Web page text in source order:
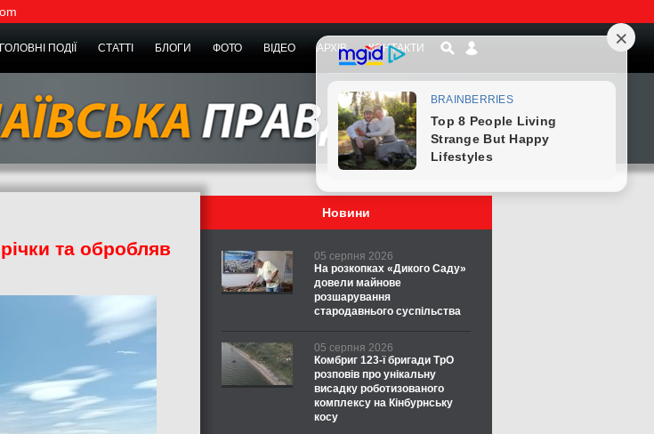
ГОЛОВНІ ПОДІЇ СТАТТІ БЛОГИ ФОТО ВІДЕО АРХІВ КОНТАКТИ
та обробляв
Новини
05 серпня 2026
На розкопках «Дикого Саду»
довели майнове
розшарування
стародавнього суспільства
05 серпня 2026
Комбриг 123-ї бригади ТрО
розповів про унікальну
висадку роботизованого
комплексу на Кінбурнську
косу